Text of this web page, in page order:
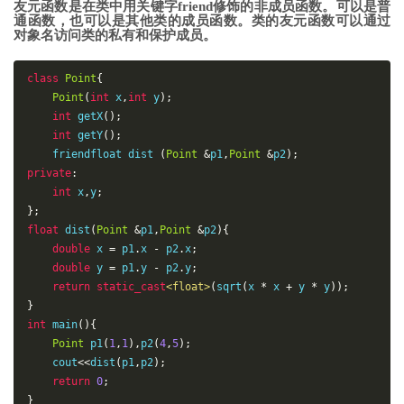
友元函数是在类中用关键字friend修饰的非成员函数。可以是普
通函数，也可以是其他类的成员函数。类的友元函数可以通过
对象名访问类的私有和保护成员。
class Point{
Point ( int x, int y);
int getX() ;
int getY() ;
friend float dist ( Point &p1, Point &p2) ;
private:
int x,y;
};
float dist ( Point &p1, Point &p2) {
double x = p1.x - p2.x;
double y = p1.y - p2.y;
return static_cast<float>( sqrt (x * x + y * y));
}
int main() {
Point
p1( 1, 1) , p2(4,5) ;
cout<<dist ( p1, p2);
return 0;
}